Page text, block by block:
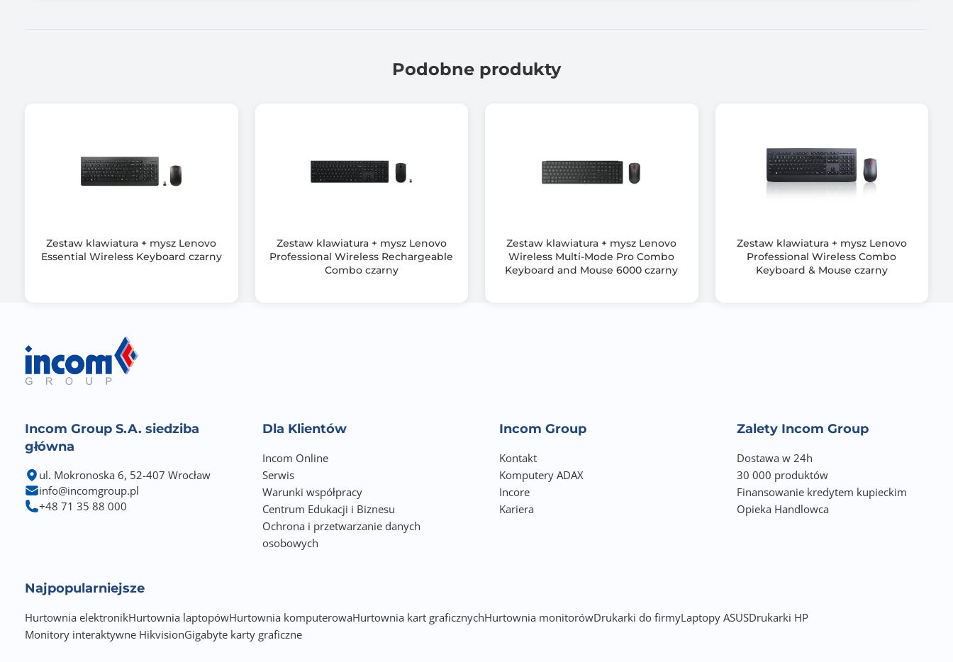
Opakowanie BOX
12 klawiszy funkcyjnych dla wydajnej pracy
Lekkie, cienkie nasadki klawiszy
6° kąt nachylenia
Ostrzeżenie o niskim poziomie baterii
Kompatybilność: Windows 10 i wyższy
Materiał wykonania: metal, tworzywo sztuczne
Podobne produkty
Zestaw klawiatura + mysz Lenovo
Essential Wireless Keyboard czarny
Zestaw klawiatura + mysz Lenovo
Professional Wireless Rechargeable
Combo czarny
Zestaw klawiatura + mysz Lenovo
Wireless Multi-Mode Pro Combo
Keyboard and Mouse 6000 czarny
Zestaw klawiatura + mysz Lenovo
Professional Wireless Combo
Keyboard & Mouse czarny
Incom Group S.A. siedziba
główna
ul. Mokronoska 6, 52-407 Wrocław
info@incomgroup.pl
+48 71 35 88 000
Dla Klientów
Incom Online
Serwis
Warunki współpracy
Centrum Edukacji i Biznesu
Ochrona i przetwarzanie danych
osobowych
Incom Group
Kontakt
Komputery ADAX
Incore
Kariera
Zalety Incom Group
Dostawa w 24h
30 000 produktów
Finansowanie kredytem kupieckim
Opieka Handlowca
Najpopularniejsze
Hurtownia elektronikHurtownia laptopówHurtownia komputerowaHurtownia kart graficznychHurtownia monitorówDrukarki do firmyLaptopy ASUSDrukarki HP
Monitory interaktywne HikvisionGigabyte karty graficzne